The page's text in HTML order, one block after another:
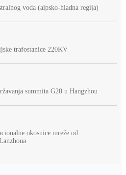
voda (alpsko-hladna regija)
trafostanice 220KV
summita G20 u Hangzhou
okosnice mreže od